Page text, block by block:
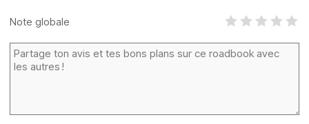
Note globale